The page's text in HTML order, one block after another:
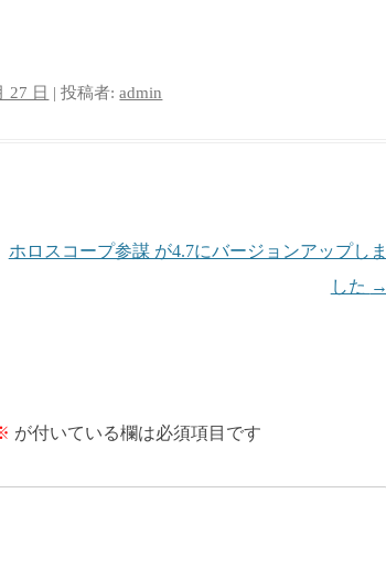
27 日 |投稿者:admin
ホロスコープ参謀 が4.7にバージョンアップしま
した →
が付いている欄は必須項目です